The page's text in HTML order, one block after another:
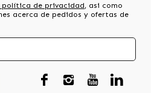
política de privacidad, asi como
acerca de pedidos y ofertas de